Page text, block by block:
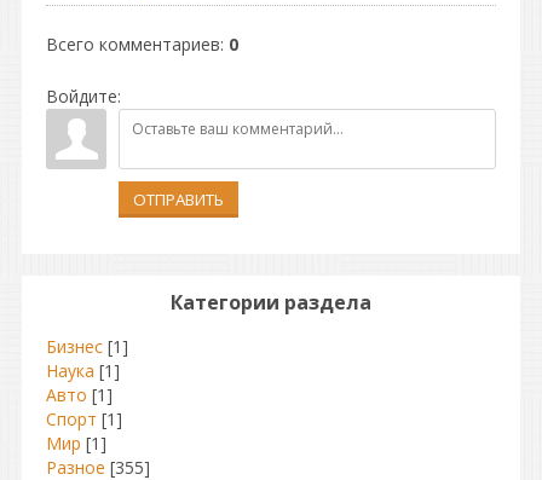
Всего комментариев: 0
Войдите:
ОТПРАВИТЬ
Категории раздела
Бизнес [1]
Наука [1]
Авто [1]
Спорт [1]
Мир [1]
Разное [355]